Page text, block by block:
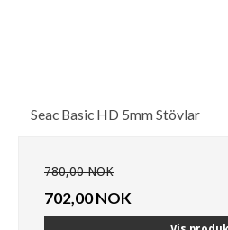
Seac Basic HD 5mm Stövlar
780,00 NOK
702,00 NOK